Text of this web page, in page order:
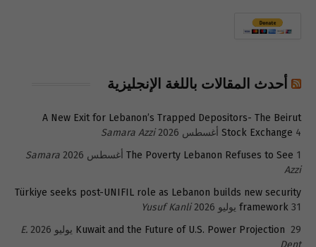
أحدث المقالات باللغة الإنجليزية
A New Exit for Lebanon’s Trapped Depositors- The Beirut
Stock Exchange 4 أغسطس 2026
Samara Azzi
The Poverty Lebanon Refuses to See 1 أغسطس 2026
Samara
Azzi
Türkiye seeks post-UNIFIL role as Lebanon builds new security
framework 31 يوليو 2026
Yusuf Kanli
Kuwait and the Future of U.S. Power Projection 29 يوليو 2026
E.